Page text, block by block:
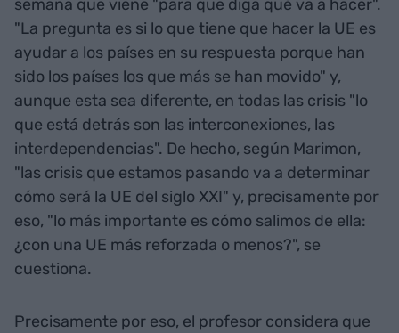
semana que viene "para que diga qué va a hacer".
"La pregunta es si lo que tiene que hacer la UE es
ayudar a los países en su respuesta porque han
sido los países los que más se han movido" y,
aunque esta sea diferente, en todas las crisis "lo
que está detrás son las interconexiones, las
interdependencias". De hecho, según Marimon,
"las crisis que estamos pasando va a determinar
cómo será la UE del siglo XXI" y, precisamente por
eso, "lo más importante es cómo salimos de ella:
¿con una UE más reforzada o menos?", se
cuestiona.
Precisamente por eso, el profesor considera que